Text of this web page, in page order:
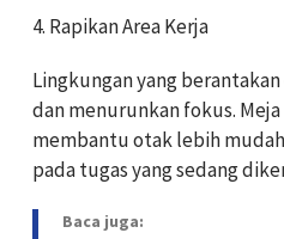
4. Rapikan Area Kerja
Lingkungan yang
dan menurunkan fokus.
membantu otak lebih
pada tugas yang sedang
Baca juga: